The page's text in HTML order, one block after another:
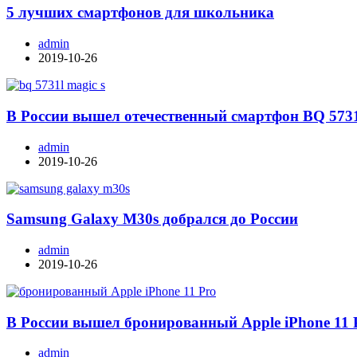
5 лучших смартфонов для школьника
admin
2019-10-26
В России вышел отечественный смартфон BQ
admin
2019-10-26
Samsung Galaxy M30s добрался до России
admin
2019-10-26
В России вышел бронированный Apple iPhone 11
admin